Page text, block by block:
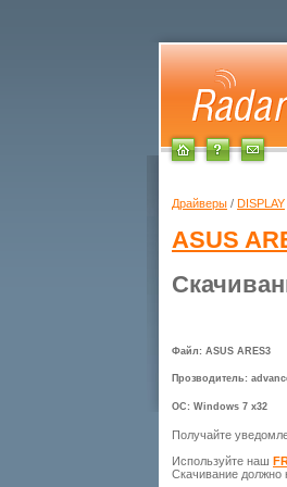
Драйверы / DISPLAY
ASUS
Файл: ASUS ARES3
Прозводитель:
ОС: Windows 7 x32
Получайте
Используйте наш
Скачивание должно